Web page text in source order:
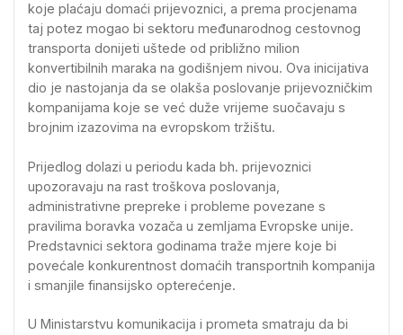
koje plaćaju domaći prijevoznici, a prema procjenama
taj potez mogao bi sektoru međunarodnog cestovnog
transporta donijeti uštede od približno milion
konvertibilnih maraka na godišnjem nivou. Ova inicijativa
dio je nastojanja da se olakša poslovanje prijevozničkim
kompanijama koje se već duže vrijeme suočavaju s
brojnim izazovima na evropskom tržištu.
Prijedlog dolazi u periodu kada bh. prijevoznici
upozoravaju na rast troškova poslovanja,
administrativne prepreke i probleme povezane s
pravilima boravka vozača u zemljama Evropske unije.
Predstavnici sektora godinama traže mjere koje bi
povećale konkurentnost domaćih transportnih kompanija
i smanjile finansijsko opterećenje.
U Ministarstvu komunikacija i prometa smatraju da bi